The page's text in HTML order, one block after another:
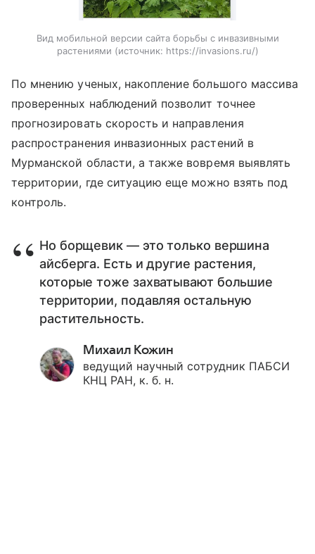
Вид мобильной версии сайта борьбы с инвазивными
растениями
источник: https://invasions.ru/
По мнению ученых, накопление большого массива
проверенных наблюдений позволит точнее
прогнозировать скорость и направления
распространения инвазионных растений в
Мурманской области, а также вовремя выявлять
территории, где ситуацию еще можно взять под
контроль.
Но борщевик — это только вершина
айсберга. Есть и другие растения,
которые тоже захватывают большие
территории, подавляя остальную
растительность.
Михаил Кожин
ведущий научный сотрудник ПАБСИ
КНЦ РАН, к. б. н.